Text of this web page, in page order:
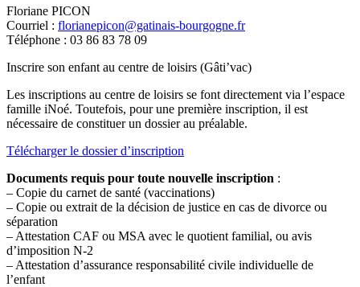
Floriane PICON
Courriel : florianepicon@gatinais-bourgogne.fr
Téléphone : 03 86 83 78 09
Inscrire son enfant au centre de loisirs (Gâti’vac)
Les inscriptions au centre de loisirs se font directement via l’espace
famille iNoé. Toutefois, pour une première inscription, il est
nécessaire de constituer un dossier au préalable.
Télécharger le dossier d’inscription
Documents requis pour toute nouvelle inscription :
– Copie du carnet de santé (vaccinations)
– Copie ou extrait de la décision de justice en cas de divorce ou
séparation
– Attestation CAF ou MSA avec le quotient familial, ou avis
d’imposition N-2
– Attestation d’assurance responsabilité civile individuelle de
l’enfant